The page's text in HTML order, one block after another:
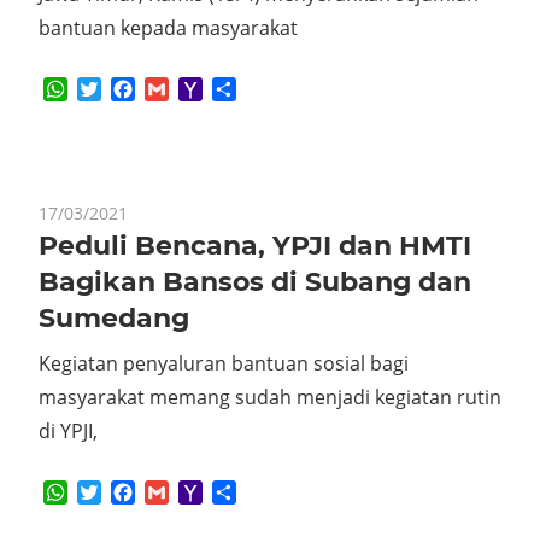
bantuan kepada masyarakat
WhatsApp
TwitterFacebook
GmailYahoo
17/03/2021
Peduli Bencana, YPJI dan HMTI
Bagikan Bansos di Subang dan
Sumedang
Kegiatan penyaluran bantuan sosial bagi
masyarakat memang sudah menjadi kegiatan rutin
di YPJI,
WhatsApp
TwitterFacebook
GmailYahoo